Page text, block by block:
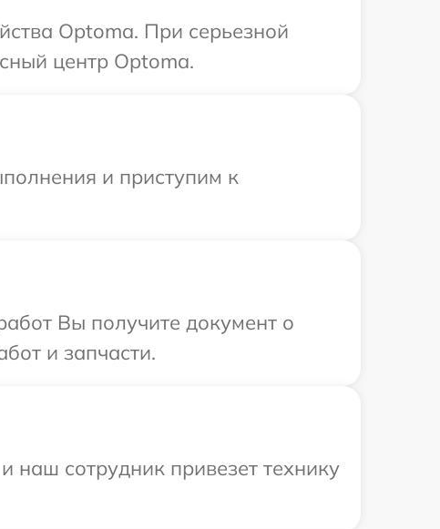
Optoma. При серьезной
центр Optoma.
и приступим к
Вы получите документ о
и запчасти.
наш сотрудник привезет технику